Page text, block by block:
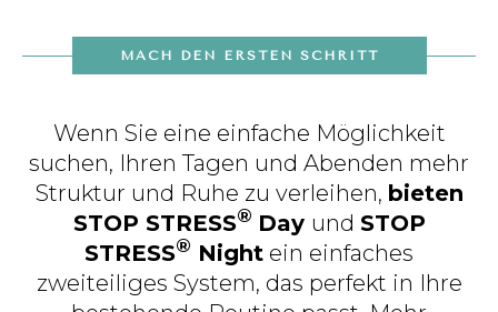
MACH DEN ERSTEN SCHRITT
Wenn Sie eine einfache Möglichkeit
suchen, Ihren Tagen und Abenden mehr
Struktur und Ruhe zu verleihen, bieten
STOP STRESS® Day und STOP
STRESS® Night ein einfaches
zweiteiliges System, das perfekt in Ihre